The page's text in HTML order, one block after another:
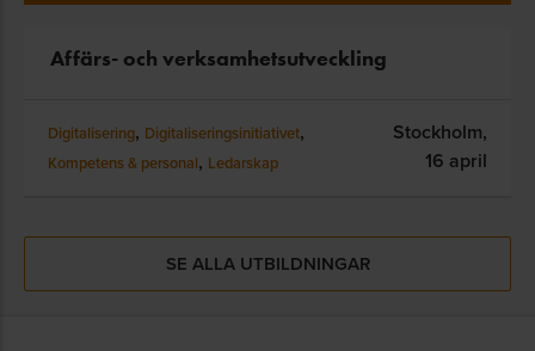
Affärs- och verksamhetsutveckling
Digitalisering, Digitaliseringsinitiativet,
Kompetens & personal, Ledarskap
Stockholm,
16 april
SE ALLA UTBILDNINGAR